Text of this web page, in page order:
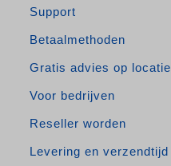
Support
Betaalmethoden
Gratis advies op locatie
Voor bedrijven
Reseller worden
Levering en verzendtijd